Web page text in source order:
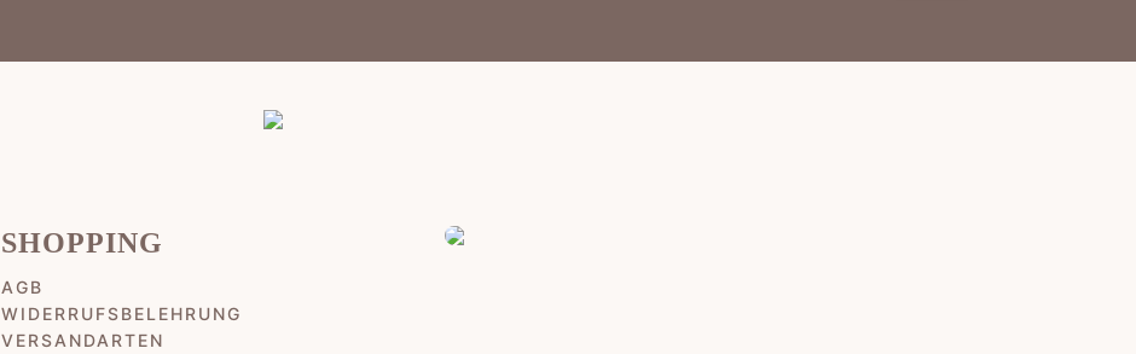
SHOPPING
AGB
WIDERRUFSBELEHRUNG
VERSANDARTEN